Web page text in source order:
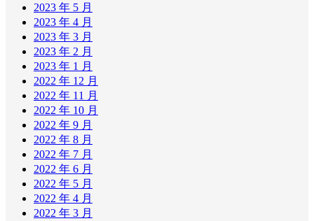
2023 年 5 月
2023 年 4 月
2023 年 3 月
2023 年 2 月
2023 年 1 月
2022 年 12 月
2022 年 11 月
2022 年 10 月
2022 年 9 月
2022 年 8 月
2022 年 7 月
2022 年 6 月
2022 年 5 月
2022 年 4 月
2022 年 3 月